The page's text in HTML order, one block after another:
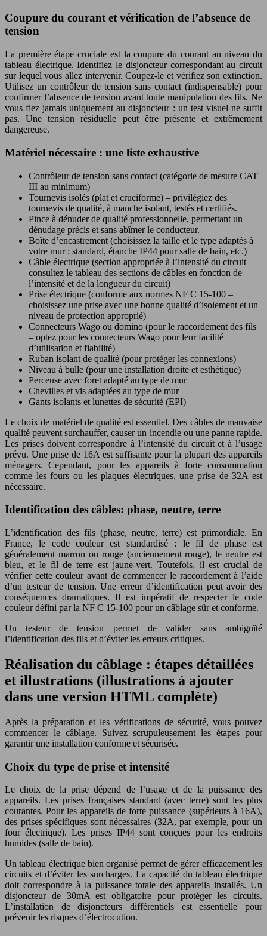
Coupure du courant et vérification de l’absence de
tension
La première étape cruciale est la coupure du courant au niveau du
tableau électrique. Identifiez le disjoncteur correspondant au circuit
sur lequel vous allez intervenir. Coupez-le et vérifiez son extinction.
Utilisez un contrôleur de tension sans contact (indispensable) pour
confirmer l’absence de tension avant toute manipulation des fils. Ne
vous fiez jamais uniquement au disjoncteur : un test visuel ne suffit
pas. Une tension résiduelle peut être présente et extrêmement
dangereuse.
Matériel nécessaire : une liste exhaustive
Contrôleur de tension sans contact (catégorie de mesure CAT
III au minimum)
Tournevis isolés (plat et cruciforme) – privilégiez des
tournevis de qualité, à manche isolant, testés et certifiés.
Pince à dénuder de qualité professionnelle, permettant un
dénudage précis et sans abîmer le conducteur.
Boîte d’encastrement (choisissez la taille et le type adaptés à
votre mur : standard, étanche IP44 pour salle de bain, etc.)
Câble électrique (section appropriée à l’intensité du circuit –
consultez le tableau des sections de câbles en fonction de
l’intensité et de la longueur du circuit)
Prise électrique (conforme aux normes NF C 15-100 –
choisissez une prise avec une bonne qualité d’isolement et un
niveau de protection approprié)
Connecteurs Wago ou domino (pour le raccordement des fils
– optez pour les connecteurs Wago pour leur facilité
d’utilisation et fiabilité)
Ruban isolant de qualité (pour protéger les connexions)
Niveau à bulle (pour une installation droite et esthétique)
Perceuse avec foret adapté au type de mur
Chevilles et vis adaptées au type de mur
Gants isolants et lunettes de sécurité (EPI)
Le choix de matériel de qualité est essentiel. Des câbles de mauvaise
qualité peuvent surchauffer, causer un incendie ou une panne rapide.
Les prises doivent correspondre à l’intensité du circuit et à l’usage
prévu. Une prise de 16A est suffisante pour la plupart des appareils
ménagers. Cependant, pour les appareils à forte consommation
comme les fours ou les plaques électriques, une prise de 32A est
nécessaire.
Identification des câbles: phase, neutre, terre
L’identification des fils (phase, neutre, terre) est primordiale. En
France, le code couleur est standardisé : le fil de phase est
généralement marron ou rouge (anciennement rouge), le neutre est
bleu, et le fil de terre est jaune-vert. Toutefois, il est crucial de
vérifier cette couleur avant de commencer le raccordement à l’aide
d’un testeur de tension. Une erreur d’identification peut avoir des
conséquences dramatiques. Il est impératif de respecter le code
couleur défini par la NF C 15-100 pour un câblage sûr et conforme.
Un testeur de tension permet de valider sans ambiguïté
l’identification des fils et d’éviter les erreurs critiques.
Réalisation du câblage : étapes détaillées
et illustrations (illustrations à ajouter
dans une version HTML complète)
Après la préparation et les vérifications de sécurité, vous pouvez
commencer le câblage. Suivez scrupuleusement les étapes pour
garantir une installation conforme et sécurisée.
Choix du type de prise et intensité
Le choix de la prise dépend de l’usage et de la puissance des
appareils. Les prises françaises standard (avec terre) sont les plus
courantes. Pour les appareils de forte puissance (supérieurs à 16A),
des prises spécifiques sont nécessaires (32A, par exemple, pour un
four électrique). Les prises IP44 sont conçues pour les endroits
humides (salle de bain).
Un tableau électrique bien organisé permet de gérer efficacement les
circuits et d’éviter les surcharges. La capacité du tableau électrique
doit correspondre à la puissance totale des appareils installés. Un
disjoncteur de 30mA est obligatoire pour protéger les circuits.
L’installation de disjoncteurs différentiels est essentielle pour
prévenir les risques d’électrocution.